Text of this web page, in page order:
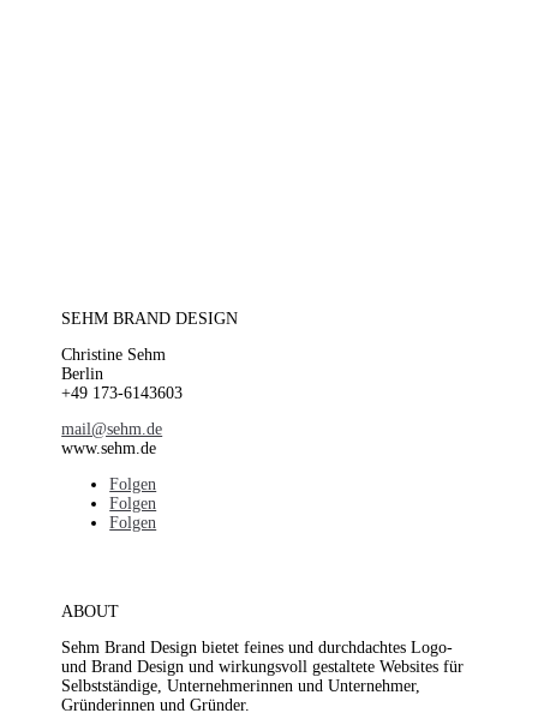
SEHM BRAND DESIGN
Christine Sehm
Berlin
+49 173-6143603
mail@sehm.de
www.sehm.de
Folgen
Folgen
Folgen
ABOUT
Sehm Brand Design bietet feines und durchdachtes Logo-
und Brand Design und wirkungsvoll gestaltete Websites für
Selbstständige, Unternehmerinnen und Unternehmer,
Gründerinnen und Gründer.